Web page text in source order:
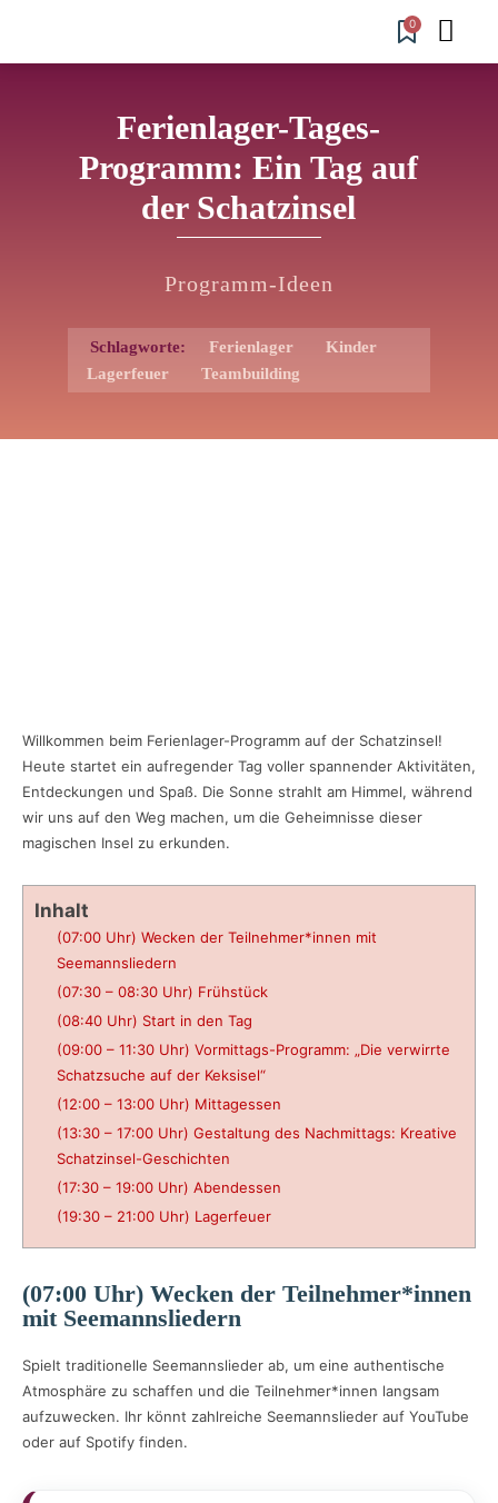
0
Ferienlager-Tages-
Programm: Ein Tag auf
der Schatzinsel
Programm-Ideen
Schlagworte: Ferienlager
Kinder
Lagerfeuer
Teambuilding
Willkommen beim Ferienlager-Programm auf der Schatzinsel!
Heute startet ein aufregender Tag voller spannender Aktivitäten,
Entdeckungen und Spaß. Die Sonne strahlt am Himmel, während
wir uns auf den Weg machen, um die Geheimnisse dieser
magischen Insel zu erkunden.
Inhalt
(07:00 Uhr) Wecken der Teilnehmer*innen mit
Seemannsliedern
(07:30 – 08:30 Uhr) Frühstück
(08:40 Uhr) Start in den Tag
(09:00 – 11:30 Uhr) Vormittags-Programm: „Die verwirrte
Schatzsuche auf der Keksisel“
(12:00 – 13:00 Uhr) Mittagessen
(13:30 – 17:00 Uhr) Gestaltung des Nachmittags: Kreative
Schatzinsel-Geschichten
(17:30 – 19:00 Uhr) Abendessen
(19:30 – 21:00 Uhr) Lagerfeuer
(07:00 Uhr) Wecken der Teilnehmer*innen
mit Seemannsliedern
Spielt traditionelle Seemannslieder ab, um eine authentische
Atmosphäre zu schaffen und die Teilnehmer*innen langsam
aufzuwecken. Ihr könnt zahlreiche Seemannslieder auf YouTube
oder auf Spotify finden.